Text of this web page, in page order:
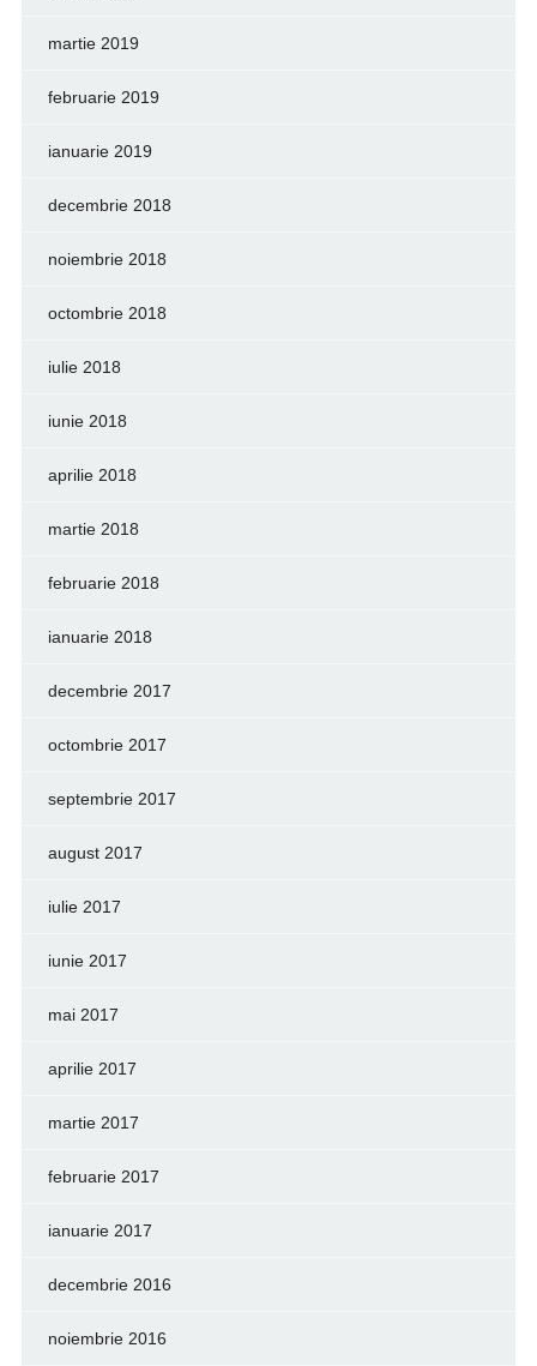
martie 2019
februarie 2019
ianuarie 2019
decembrie 2018
noiembrie 2018
octombrie 2018
iulie 2018
iunie 2018
aprilie 2018
martie 2018
februarie 2018
ianuarie 2018
decembrie 2017
octombrie 2017
septembrie 2017
august 2017
iulie 2017
iunie 2017
mai 2017
aprilie 2017
martie 2017
februarie 2017
ianuarie 2017
decembrie 2016
noiembrie 2016